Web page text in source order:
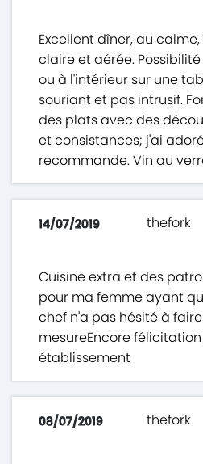
Excellent dîner, au
claire et aérée.
ou à l'intérieur sur une
souriant et pas intrusif.
des plats avec des
et consistances; j'ai
recommande. Vin au
14/07/2019 thefork
Cuisine extra et des
pour ma femme ayant
chef n'a pas hésité à
mesureEncore
établissement
08/07/2019 thefork